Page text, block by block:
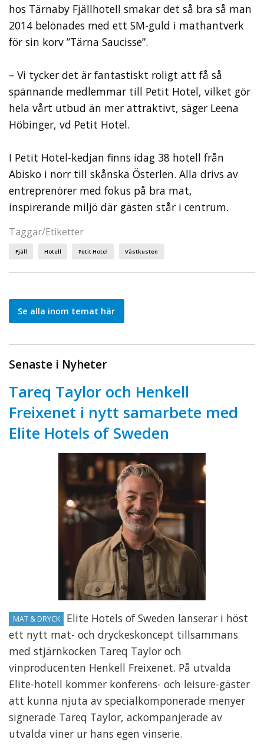
hos Tärnaby Fjällhotell smakar det så bra så man
2014 belönades med ett SM-guld i mathantverk
för sin korv ”Tärna Saucisse”.
– Vi tycker det är fantastiskt roligt att få så
spännande medlemmar till Petit Hotel, vilket gör
hela vårt utbud än mer attraktivt, säger Leena
Höbinger, vd Petit Hotel.
I Petit Hotel-kedjan finns idag 38 hotell från
Abisko i norr till skånska Österlen. Alla drivs av
entreprenörer med fokus på bra mat,
inspirerande miljö där gästen står i centrum.
Taggar/Etiketter
Fjäll Hotell Petit Hotel Västkusten
Se alla inom temat här
Senaste i Nyheter
Tareq Taylor och Henkell
Freixenet i nytt samarbete med
Elite Hotels of Sweden
MAT & DRYCK
Elite Hotels of Sweden lanserar i höst
ett nytt mat- och dryckeskoncept tillsammans
med stjärnkocken Tareq Taylor och
vinproducenten Henkell Freixenet. På utvalda
Elite-hotell kommer konferens- och leisure-gäster
att kunna njuta av specialkomponerade menyer
signerade Tareq Taylor, ackompanjerade av
utvalda viner ur hans egen vinserie.